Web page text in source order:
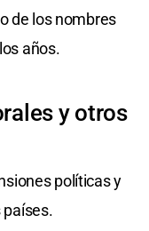
de los nombres
años.
y otros
políticas y